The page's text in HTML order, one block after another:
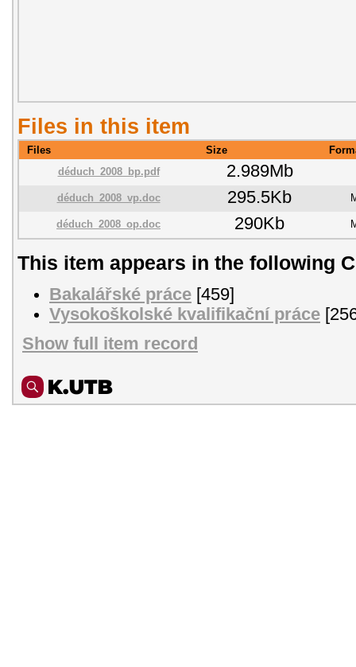
Files in this item
Files Size
déduch_2008_bp.pdf
2.989Mb
déduch_2008_vp.doc 295.5Kb
déduch_2008_op.doc 290Kb
This item appears in the following
Bakalářské práce [459]
Vysokoškolské kvalifikační práce
Show full item record